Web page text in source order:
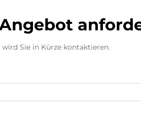
Sie in Kürze kontaktieren.